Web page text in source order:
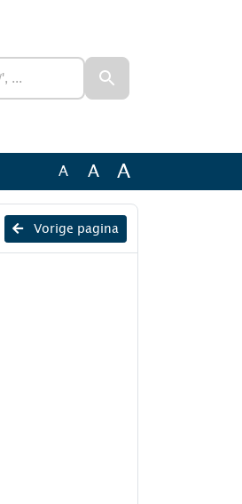
A A A
Vorige pagina